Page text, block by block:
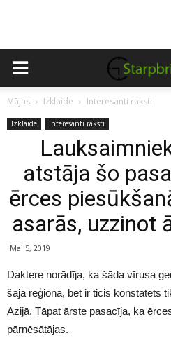
Mājas Izklaide Interesanti raksti
Izklaide Interesanti raksti
atstāja šo
ērces
asarās, uzzinot
Mai 5, 2019
Daktere norādīja, ka šāda vīrusa
šajā reģionā, bet ir ticis konstatēts
Āzijā. Tāpat ārste pasacīja, ka
pārnēsātājas.